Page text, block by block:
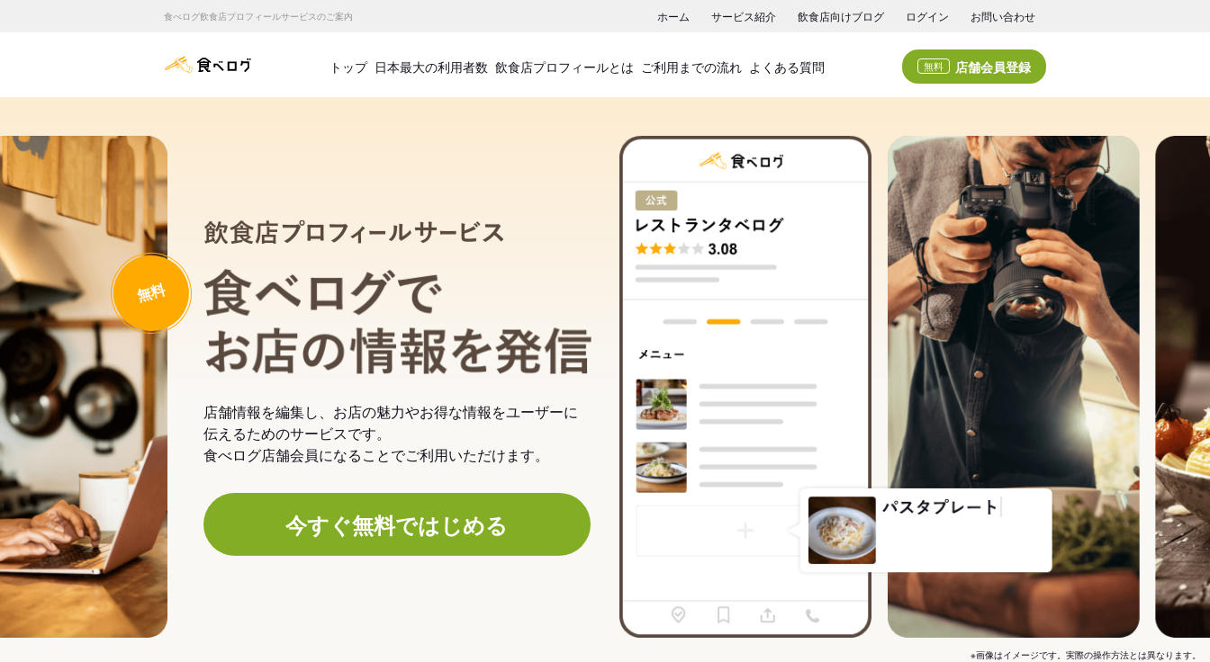
食べログ飲食店プロフィールサービスのご案内 ホーム サービス紹介 飲食店向けブログ ログイン お問い合わせ
食べログ店舗管理画面
トップ 日本最大の利用者数 飲食店プロフィールとは ご利用までの流れ よくある質問 無料 店舗会員登録
飲食店プロフィールサービス
食べログでお店の情報を発信
無料
店舗情報を編集し、お店の魅力やお得な情報をユーザーに
伝えるためのサービスです。
食べログ店舗会員になることでご利用いただけます。
今すぐ無料ではじめる
※画像はイメージです。実際の操作方法とは異なります。